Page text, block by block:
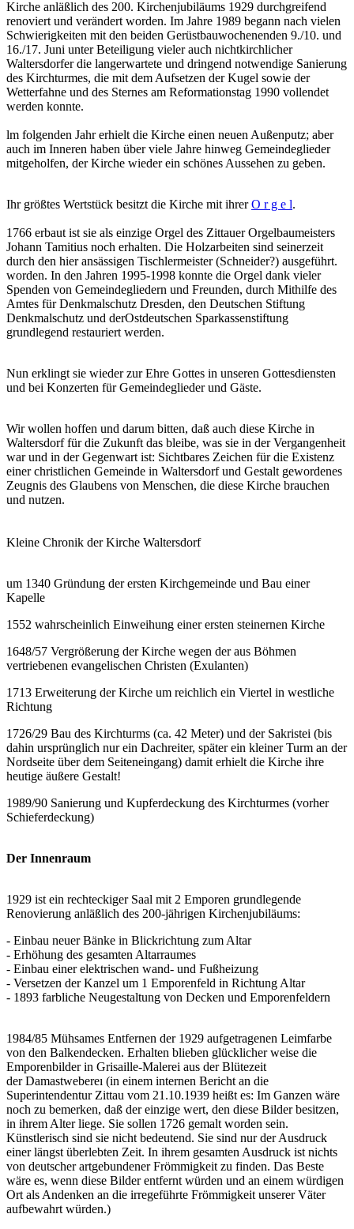
Kirche anläßlich des 200. Kirchenjubiläums 1929 durchgreifend
renoviert und verändert worden. Im Jahre 1989 begann nach vielen
Schwierigkeiten mit den beiden Gerüstbauwochenenden 9./10. und
16./17. Juni unter Beteiligung vieler auch nichtkirchlicher
Waltersdorfer die langerwartete und dringend notwendige Sanierung
des Kirchturmes, die mit dem Aufsetzen der Kugel sowie der
Wetterfahne und des Sternes am Reformationstag 1990 vollendet
werden konnte.
lm folgenden Jahr erhielt die Kirche einen neuen Außenputz; aber
auch im Inneren haben über viele Jahre hinweg Gemeindeglieder
mitgeholfen, der Kirche wieder ein schönes Aussehen zu geben.
Ihr größtes Wertstück besitzt die Kirche mit ihrerO r g e l.
1766 erbaut ist sie als einzige Orgel des Zittauer Orgelbaumeisters
Johann Tamitius noch erhalten. Die Holzarbeiten sind seinerzeit
durch den hier ansässigen Tischlermeister (Schneider?) ausgeführt.
worden. In den Jahren 1995-1998 konnte die Orgel dank vieler
Spenden von Gemeindegliedern und Freunden, durch Mithilfe des
Amtes für Denkmalschutz Dresden, den Deutschen Stiftung
Denkmalschutz und derOstdeutschen Sparkassenstiftung
grundlegend restauriert werden.
Nun erklingt sie wieder zur Ehre Gottes in unseren Gottesdiensten
und bei Konzerten für Gemeindeglieder und Gäste.
Wir wollen hoffen und darum bitten, daß auch diese Kirche in
Waltersdorf für die Zukunft das bleibe, was sie in der Vergangenheit
war und in der Gegenwart ist: Sichtbares Zeichen für die Existenz
einer christlichen Gemeinde in Waltersdorf und Gestalt gewordenes
Zeugnis des Glaubens von Menschen, die diese Kirche brauchen
und nutzen.
Kleine Chronik der Kirche Waltersdorf
um 1340 Gründung der ersten Kirchgemeinde und Bau einer
Kapelle
1552 wahrscheinlich Einweihung einer ersten steinernen Kirche
1648/57 Vergrößerung der Kirche wegen der aus Böhmen
vertriebenen evangelischen Christen (Exulanten)
1713 Erweiterung der Kirche um reichlich ein Viertel in westliche
Richtung
1726/29 Bau des Kirchturms (ca. 42 Meter) und der Sakristei (bis
dahin ursprünglich nur ein Dachreiter, später ein kleiner Turm an der
Nordseite über dem Seiteneingang) damit erhielt die Kirche ihre
heutige äußere Gestalt!
1989/90 Sanierung und Kupferdeckung des Kirchturmes (vorher
Schieferdeckung)
Der Innenraum
1929 ist ein rechteckiger Saal mit 2 Emporen grundlegende
Renovierung anläßlich des 200-jährigen Kirchenjubiläums:
- Einbau neuer Bänke in Blickrichtung zum Altar
- Erhöhung des gesamten Altarraumes
- Einbau einer elektrischen wand- und Fußheizung
- Versetzen der Kanzel um 1 Emporenfeld in Richtung Altar
- 1893 farbliche Neugestaltung von Decken und Emporenfeldern
1984/85 Mühsames Entfernen der 1929 aufgetragenen Leimfarbe
von den Balkendecken. Erhalten blieben glücklicher weise die
Emporenbilder in Grisaille-Malerei aus der Blütezeit
der Damastwebereı (in einem internen Bericht an die
Superintendentur Zittau vom 21.10.1939 heißt es: Im Ganzen wäre
noch zu bemerken, daß der einzige wert, den diese Bilder besitzen,
in ihrem Alter liege. Sie sollen 1726 gemalt worden sein.
Künstlerisch sind sie nicht bedeutend. Sie sind nur der Ausdruck
einer längst überlebten Zeit. In ihrem gesamten Ausdruck ist nichts
von deutscher artgebundener Frömmigkeit zu finden. Das Beste
wäre es, wenn diese Bilder entfernt würden und an einem würdigen
Ort als Andenken an die irregeführte Frömmigkeit unserer Väter
aufbewahrt würden.)